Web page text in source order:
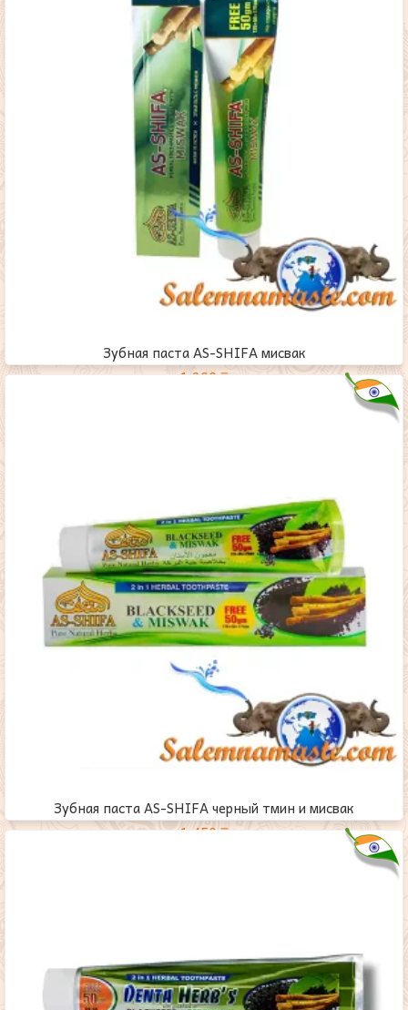
Зубная паста AS-SHIFA мисвак
1,200₸
Зубная паста AS-SHIFA черный тмин и мисвак
1,450₸